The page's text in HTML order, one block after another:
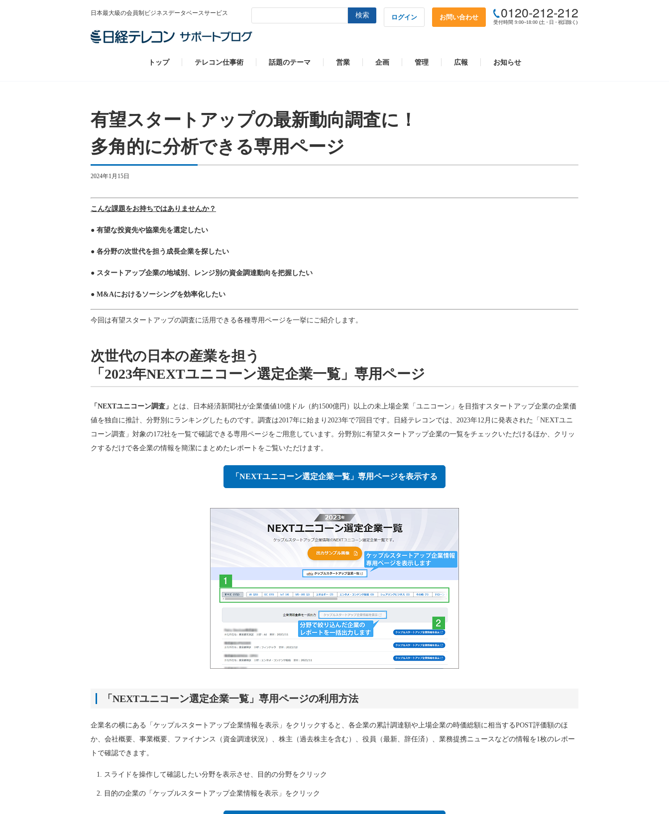
日本最大級の会員制ビジネスデータベースサービス 検索 ログイン お問い合わせ 0120-212-212
受付時間 9:00~18:00 (土・日・祝日除く)
トップ テレコン仕事術 話題のテーマ 営業 企画 管理 広報 お知らせ
有望スタートアップの最新動向調査に！
多角的に分析できる専用ページ
2024年1月15日
こんな課題をお持ちではありませんか？
● 有望な投資先や協業先を選定したい
● 各分野の次世代を担う成長企業を探したい
● スタートアップ企業の地域別、レンジ別の資金調達動向を把握したい
● M&Aにおけるソーシングを効率化したい
今回は有望スタートアップの調査に活用できる各種専用ページを一挙にご紹介します。
次世代の日本の産業を担う
「2023年NEXTユニコーン選定企業一覧」専用ページ
「NEXTユニコーン調査」 とは、日本経済新聞社が企業価値10億ドル（約1500億円）以上の未上場企業「ユニコーン」を目指すスタートアップ企業の企業価
値を独自に推計、分野別にランキングしたものです。調査は2017年に始まり2023年で7回目です。日経テレコンでは、2023年12月に発表された「NEXTユニ
コーン調査」対象の172社を一覧で確認できる専用ページをご用意しています。分野別に有望スタートアップ企業の一覧をチェックいただけるほか、クリッ
クするだけで各企業の情報を簡潔にまとめたレポートをご覧いただけます。
「NEXTユニコーン選定企業一覧」専用ページを表示する
「NEXTユニコーン選定企業一覧」専用ページの利用方法
企業名の横にある「ケップルスタートアップ企業情報を表示」をクリックすると、各企業の累計調達額や上場企業の時価総額に相当するPOST評価額のほ
か、会社概要、事業概要、ファイナンス（資金調達状況）、株主（過去株主を含む）、役員（最新、辞任済）、業務提携ニュースなどの情報を1枚のレポー
トで確認できます。
スライドを操作して確認したい分野を表示させ、目的の分野をクリック
目的の企業の「ケップルスタートアップ企業情報を表示」をクリック